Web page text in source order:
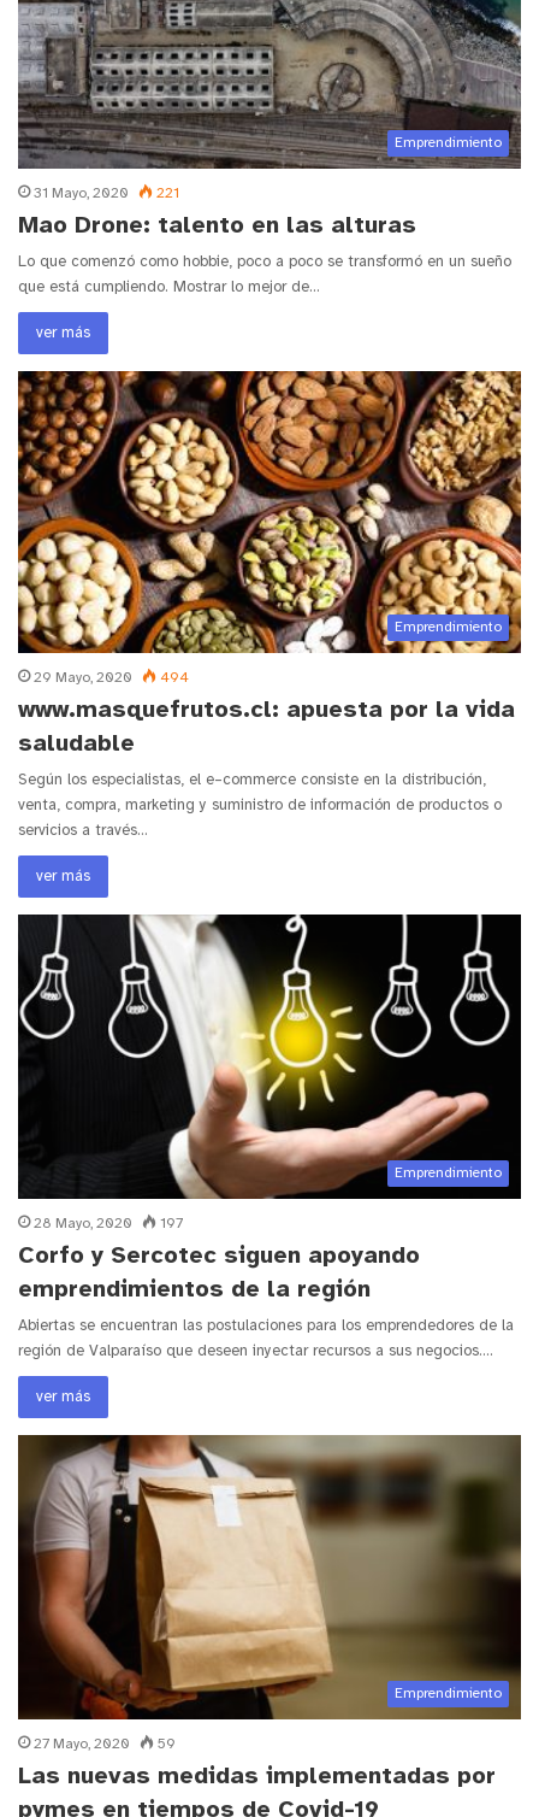
Emprendimiento
31 Mayo, 2020 221
Mao Drone: talento en las alturas
Lo que comenzó como hobbie, poco a poco se transformó en un sueño
que está cumpliendo. Mostrar lo mejor de…
ver más
Emprendimiento
29 Mayo, 2020 494
www.masquefrutos.cl: apuesta por la vida
saludable
Según los especialistas, el e–commerce consiste en la distribución,
venta, compra, marketing y suministro de información de productos o
servicios a través…
ver más
Emprendimiento
28 Mayo, 2020 197
Corfo y Sercotec siguen apoyando
emprendimientos de la región
Abiertas se encuentran las postulaciones para los emprendedores de la
región de Valparaíso que deseen inyectar recursos a sus negocios.…
ver más
Emprendimiento
27 Mayo, 2020 59
Las nuevas medidas implementadas por
pymes en tiempos de Covid-19